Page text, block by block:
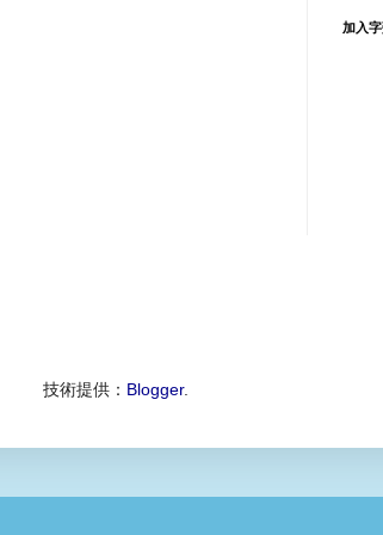
加入
技術提供： Blogger.